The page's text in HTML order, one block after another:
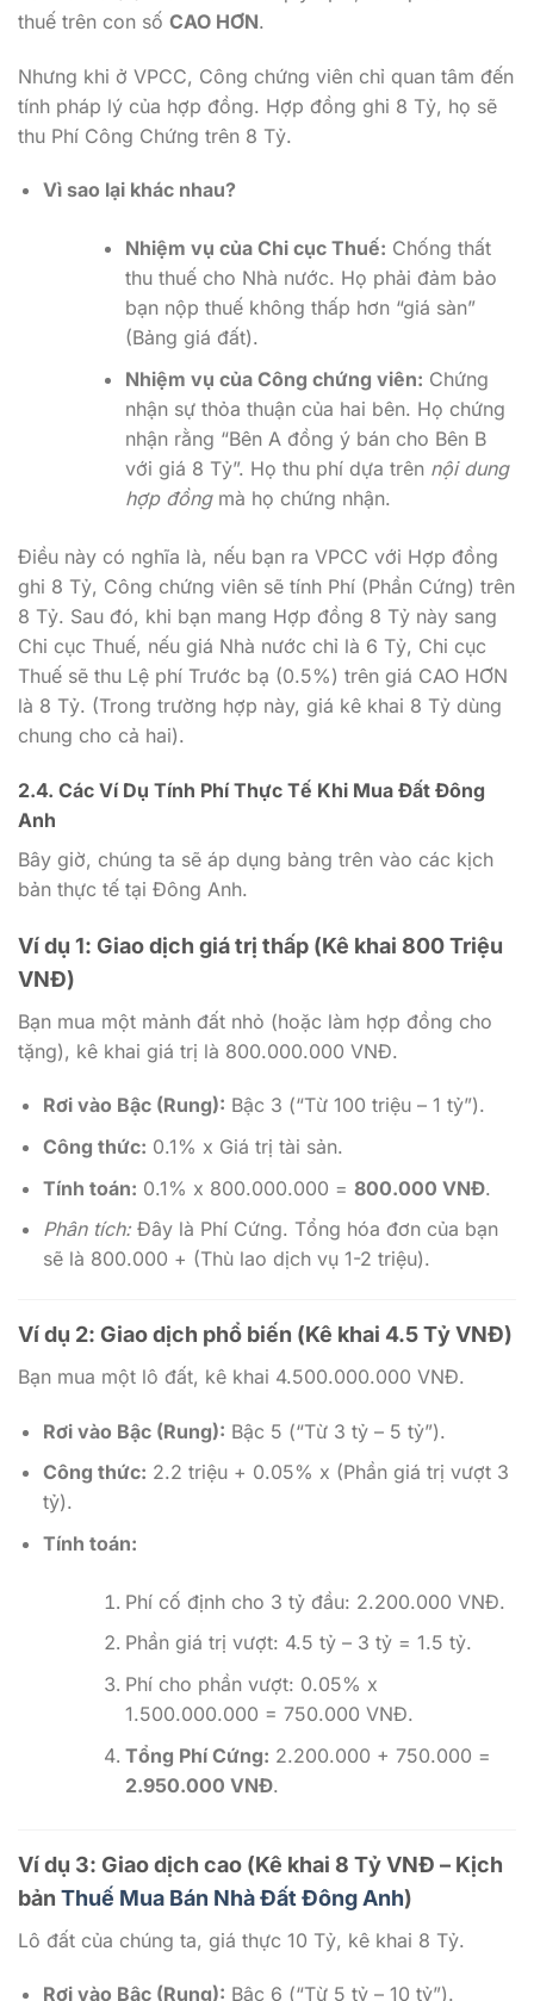
thuế trên con số CAO HƠN.
Nhưng khi ở VPCC, Công chứng viên chỉ quan tâm đến
tính pháp lý của hợp đồng. Hợp đồng ghi 8 Tỷ, họ sẽ
thu Phí Công Chứng trên 8 Tỷ.
Vì sao lại khác nhau?
Nhiệm vụ của Chi cục Thuế: Chống thất
thu thuế cho Nhà nước. Họ phải đảm bảo
bạn nộp thuế không thấp hơn “giá sàn”
(Bảng giá đất).
Nhiệm vụ của Công chứng viên: Chứng
nhận sự thỏa thuận của hai bên. Họ chứng
nhận rằng “Bên A đồng ý bán cho Bên B
với giá 8 Tỷ”. Họ thu phí dựa trên nội dung
hợp đồngmà họ chứng nhận.
Điều này có nghĩa là, nếu bạn ra VPCC với Hợp đồng
ghi 8 Tỷ, Công chứng viên sẽ tính Phí (Phần Cứng) trên
8 Tỷ. Sau đó, khi bạn mang Hợp đồng 8 Tỷ này sang
Chi cục Thuế, nếu giá Nhà nước chỉ là 6 Tỷ, Chi cục
Thuế sẽ thu Lệ phí Trước bạ (0.5%) trên giá CAO HƠN
là 8 Tỷ. (Trong trường hợp này, giá kê khai 8 Tỷ dùng
chung cho cả hai).
2.4. Các Ví Dụ Tính Phí Thực Tế Khi Mua Đất Đông
Anh
Bây giờ, chúng ta sẽ áp dụng bảng trên vào các kịch
bản thực tế tại Đông Anh.
Ví dụ 1: Giao dịch giá trị thấp (Kê khai 800 Triệu
VNĐ)
Bạn mua một mảnh đất nhỏ (hoặc làm hợp đồng cho
tặng), kê khai giá trị là 800.000.000 VNĐ.
Rơi vào Bậc (Rung): Bậc 3 (“Từ 100 triệu – 1 tỷ”).
Công thức: 0.1% x Giá trị tài sản.
Tính toán: 0.1% x 800.000.000 = 800.000 VNĐ.
Phân tích:Đây là Phí Cứng. Tổng hóa đơn của bạn
sẽ là 800.000 + (Thù lao dịch vụ 1-2 triệu).
Ví dụ 2: Giao dịch phổ biến (Kê khai 4.5 Tỷ VNĐ)
Bạn mua một lô đất, kê khai 4.500.000.000 VNĐ.
Rơi vào Bậc (Rung): Bậc 5 (“Từ 3 tỷ – 5 tỷ”).
Công thức: 2.2 triệu + 0.05% x (Phần giá trị vượt 3
tỷ).
Tính toán:
Phí cố định cho 3 tỷ đầu: 2.200.000 VNĐ.
Phần giá trị vượt: 4.5 tỷ – 3 tỷ = 1.5 tỷ.
Phí cho phần vượt: 0.05% x
1.500.000.000 = 750.000 VNĐ.
Tổng Phí Cứng: 2.200.000 + 750.000 =
2.950.000 VNĐ.
Ví dụ 3: Giao dịch cao (Kê khai 8 Tỷ VNĐ – Kịch
bản Thuế Mua Bán Nhà Đất Đông Anh)
Lô đất của chúng ta, giá thực 10 Tỷ, kê khai 8 Tỷ.
Rơi vào Bậc (Rung): Bậc 6 (“Từ 5 tỷ – 10 tỷ”).